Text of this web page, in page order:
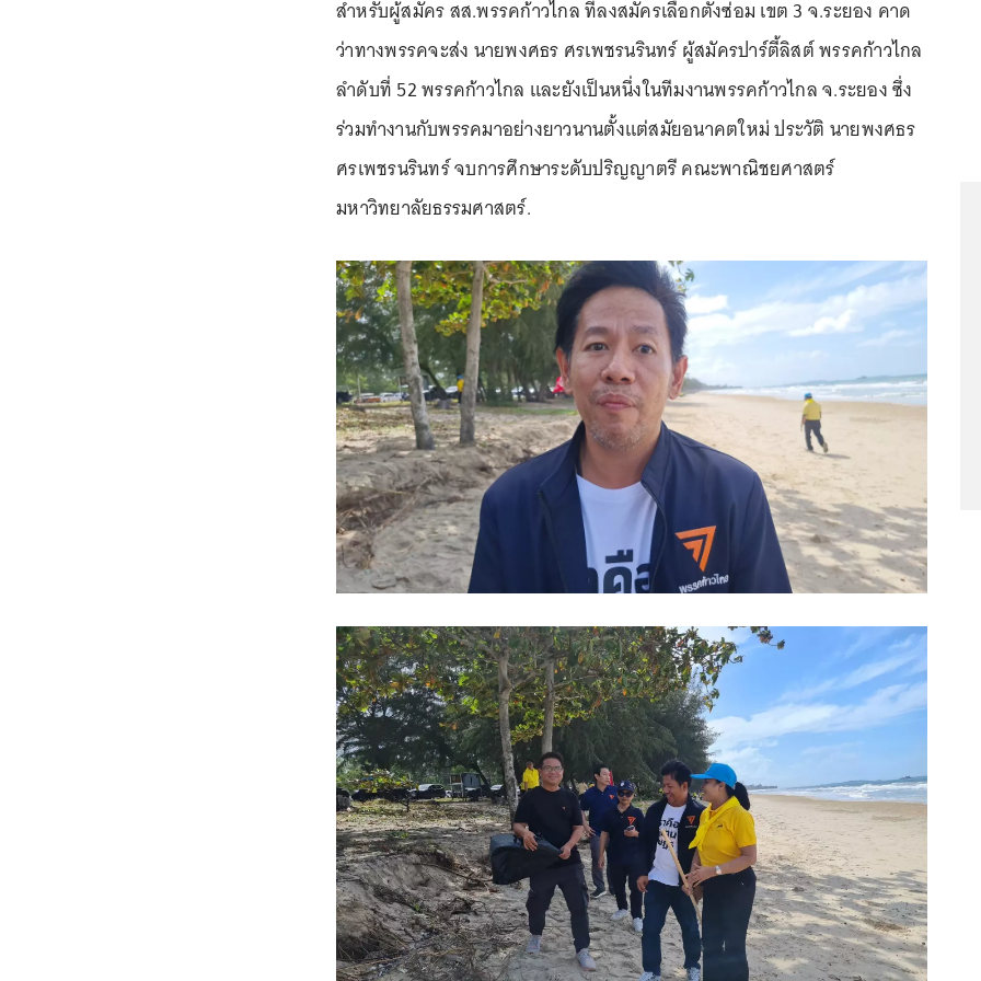
สำหรับผู้สมัคร สส.พรรคก้าวไกล ที่ลงสมัครเลือกตั้งซ่อม เขต 3 จ.ระยอง คาด
ว่าทางพรรคจะส่ง นายพงศธร ศรเพชรนรินทร์ ผู้สมัครปาร์ตี้ลิสต์ พรรคก้าวไกล
ลำดับที่ 52 พรรคก้าวไกล และยังเป็นหนึ่งในทีมงานพรรคก้าวไกล จ.ระยอง ซึ่ง
ร่วมทำงานกับพรรคมาอย่างยาวนานตั้งแต่สมัยอนาคตใหม่ ประวัติ นายพงศธร
ศรเพชรนรินทร์ จบการศึกษาระดับปริญญาตรี คณะพาณิชยศาสตร์
มหาวิทยาลัยธรรมศาสตร์.